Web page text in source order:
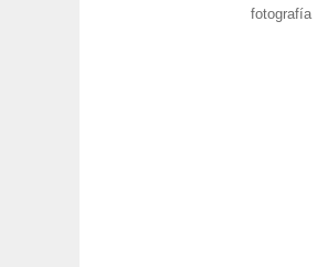
fotografía